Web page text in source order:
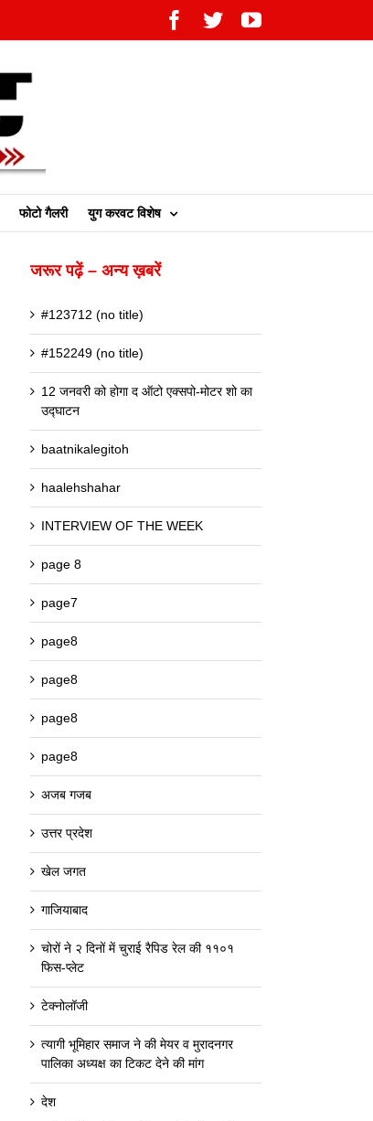
Facebook
TwitterYouTube
फोटो गैलरी युग करवट विशेष
जरूर पढ़ें – अन्य ख़बरें
#123712 (no title)
#152249 (no title)
12 जनवरी को होगा द ऑटो एक्सपो-मोटर शो का
उद्घाटन
baatnikalegitoh
haalehshahar
INTERVIEW OF THE WEEK
page 8
page7
page8
page8
page8
page8
अजब गजब
उत्तर प्रदेश
खेल जगत
गाजियाबाद
चोरों ने २ दिनों में चुराई रैपिड रेल की ११०१
फिस-प्लेट
टेक्नोलॉजी
त्यागी भूमिहार समाज ने की मेयर व मुरादनगर
पालिका अध्यक्ष का टिकट देने की मांग
देश